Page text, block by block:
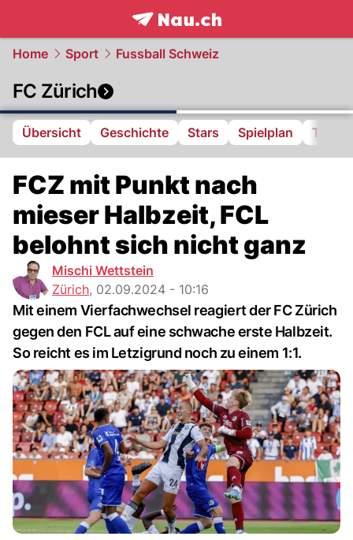
frontpage.NAU.ch
Home Sport Fussball Schweiz
FC Zürich
Übersicht Geschichte Stars Spielplan
FCZ mit Punkt nach
mieser Halbzeit, FCL
belohnt sich nicht ganz
Mischi Wettstein
Zürich, 02.09.2024 - 10:16
Mit einem Vierfachwechsel reagiert der FC Zürich
gegen den FCL auf eine schwache erste Halbzeit.
So reicht es im Letzigrund noch zu einem 1:1.